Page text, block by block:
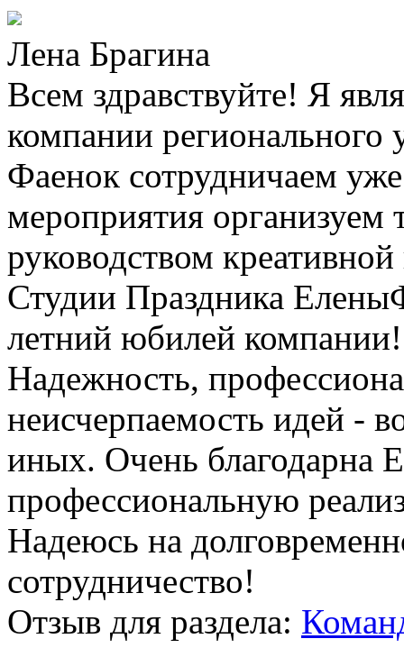
Лена Брагина
Всем здравствуйте! Я
компании регионального
Фаенок сотрудничаем
мероприятия организуем
руководством
Студии Праздника
летний юбилей
Надежность,
неисчерпаемость идей -
иных. Очень благодарна
профессиональную
Надеюсь на
сотрудничество!
Отзыв для раздела: